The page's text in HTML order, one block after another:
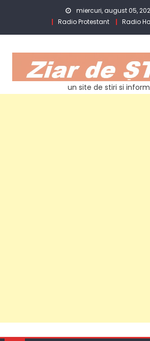
miercuri, august 05,
Radio Protestant
Radio
un site de stiri si